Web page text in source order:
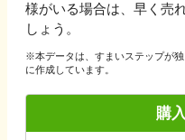
様がいる場合は、早く売
しょう。
※本データは、すまいステップが
に作成しています。
購